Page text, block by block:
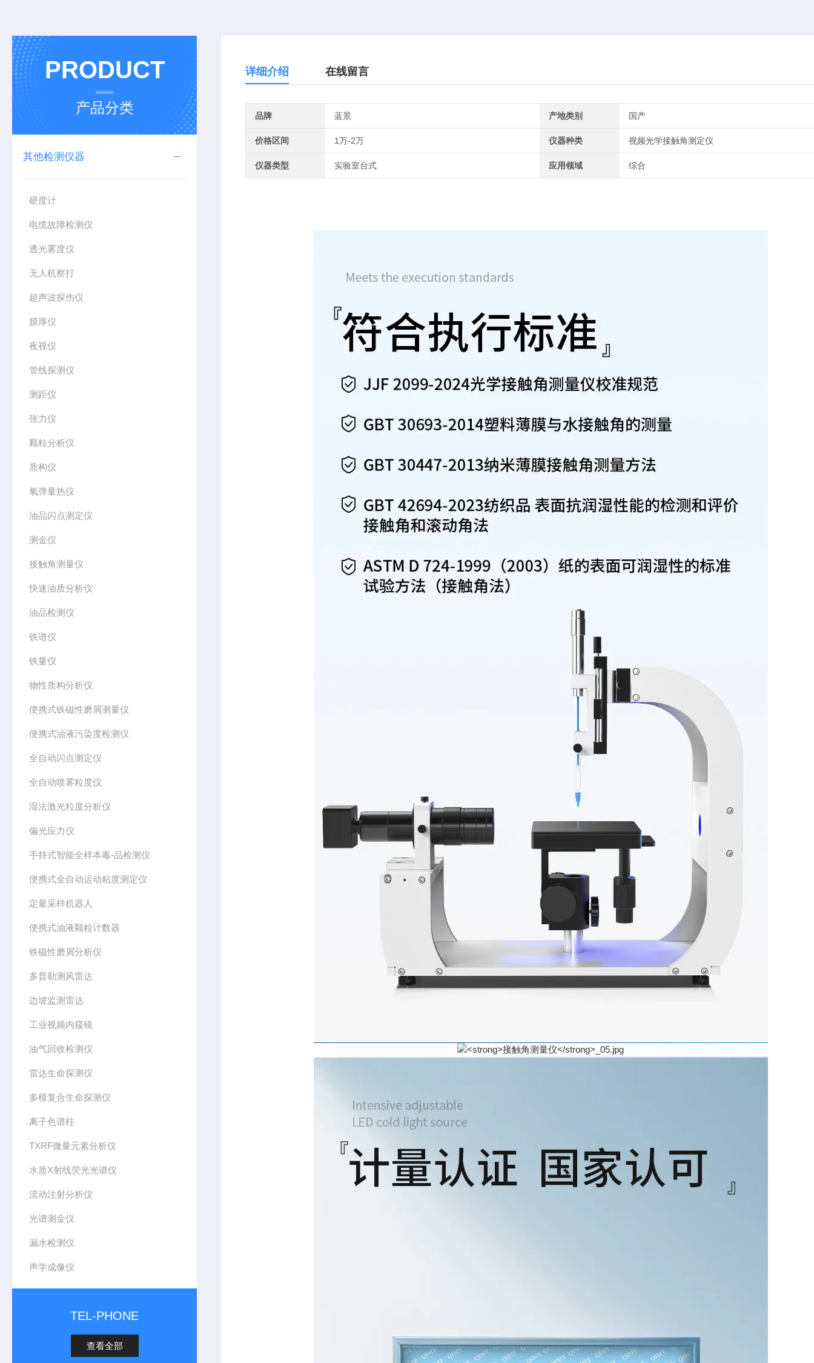
PRODUCT
产品分类
其他检测仪器
硬度计
电缆故障检测仪
透光雾度仪
无人机察打
超声波探伤仪
膜厚仪
夜视仪
管线探测仪
测距仪
张力仪
颗粒分析仪
质构仪
氧弹量热仪
油品闪点测定仪
测金仪
接触角测量仪
快速油质分析仪
油品检测仪
铁谱仪
铁量仪
物性质构分析仪
便携式铁磁性磨屑测量仪
便携式油液污染度检测仪
全自动闪点测定仪
全自动喷雾粒度仪
湿法激光粒度分析仪
偏光应力仪
手持式智能全样本毒-品检测仪
便携式全自动运动粘度测定仪
定量采样机器人
便携式油液颗粒计数器
铁磁性磨屑分析仪
多普勒测风雷达
边坡监测雷达
工业视频内窥镜
油气回收检测仪
雷达生命探测仪
多模复合生命探测仪
离子色谱柱
TXRF微量元素分析仪
水质X射线荧光光谱仪
流动注射分析仪
光谱测金仪
漏水检测仪
声学成像仪
TEL-PHONE
查看全部
详细介绍 在线留言
品牌 蓝景 产地类别 国产
价格区间 1万-2万 仪器种类 视频光学接触角测定仪
仪器类型 实验室台式 应用领域 综合